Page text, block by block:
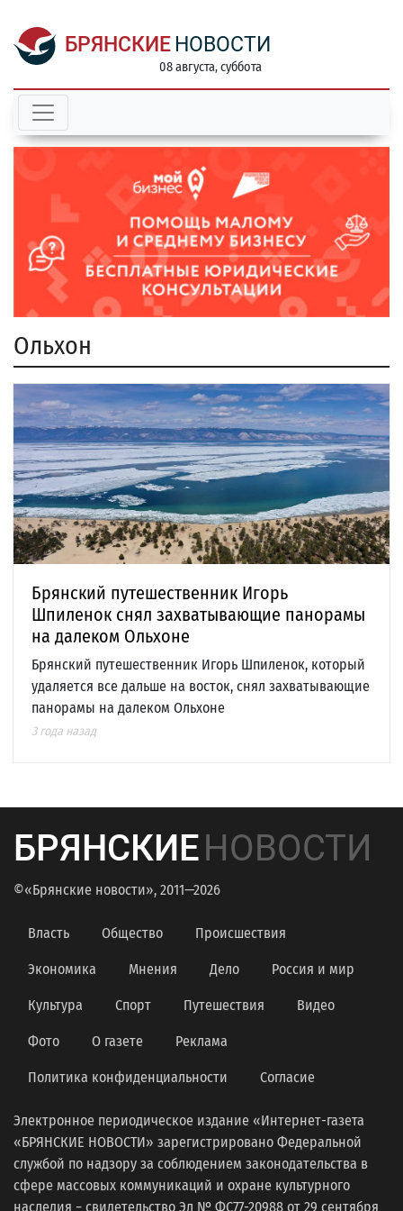
БРЯНСКИЕ НОВОСТИ
08 августа, суббота
Ольхон
Брянский путешественник Игорь
Шпиленок снял захватывающие панорамы
на далеком Ольхоне
Брянский путешественник Игорь Шпиленок, который
удаляется все дальше на восток, снял захватывающие
панорамы на далеком Ольхоне
3 года назад
БРЯНСКИЕНОВОСТИ
©«Брянские новости», 2011—2026
Власть Общество Происшествия
Экономика Мнения Дело Россия и мир
Культура Спорт Путешествия Видео
Фото О газете Реклама
Политика конфиденциальности Согласие
Электронное периодическое издание «Интернет-газета
«БРЯНСКИЕ НОВОСТИ» зарегистрировано Федеральной
службой по надзору за соблюдением законодательства в
сфере массовых коммуникаций и охране культурного
наследия − свидетельство Эл № ФС77-20988 от 29 сентября